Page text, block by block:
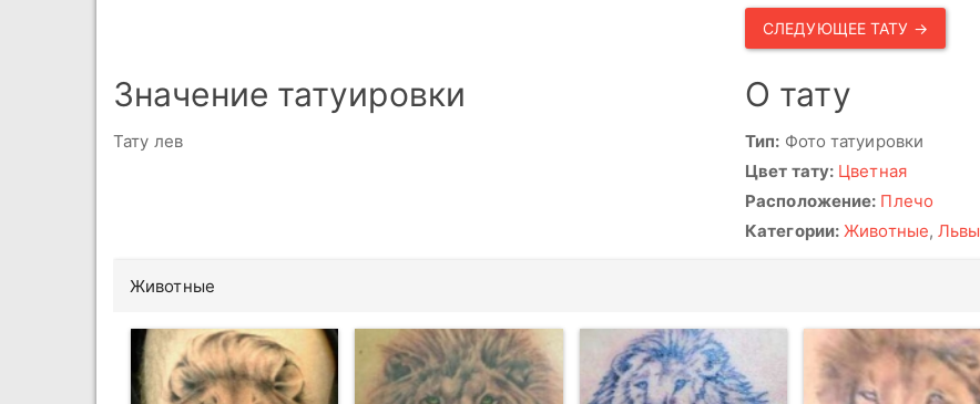
СЛЕДУЮЩЕЕ ТАТУ →
Значение татуировки
Тату лев
О тату
Тип: Фото татуировки
Цвет тату: Цветная
Расположение: Плечо
Категории: Животные,Львы
Животные